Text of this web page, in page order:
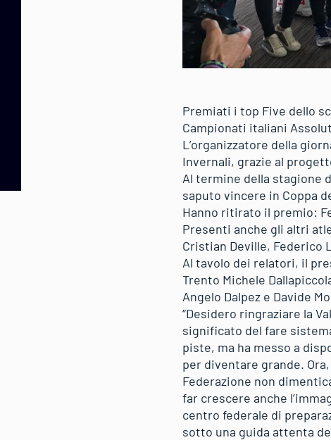
Premiati i top Five dello
Campionati italiani
L’organizzatore della
Invernali, grazie al
Al termine della stagione
saputo vincere in Coppa
Hanno ritirato il premio:
Presenti anche gli altri
Cristian Deville, Federico
Al tavolo dei relatori, il
Trento Michele
Angelo Dalpez e Davide
“Desidero ringraziare la
significato del fare
piste, ma ha messo a
per diventare grande.
Federazione non
far crescere anche
centro federale di
sotto una guida attenta